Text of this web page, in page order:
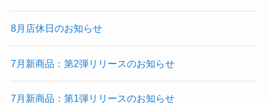
8月店休日のお知らせ
7月新商品：第2弾リリースのお知らせ
7月新商品：第1弾リリースのお知らせ